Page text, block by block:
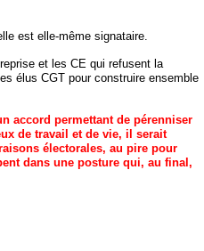
est elle-même signataire.
et les CE qui refusent la
élus CGT pour construire ensemble
accord permettant de pérenniser
de travail et de vie, il serait
électorales, au pire pour
dans une posture qui, au final,